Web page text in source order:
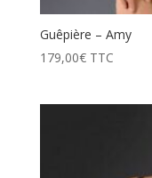
Guêpière – Amy
179,00€ TTC